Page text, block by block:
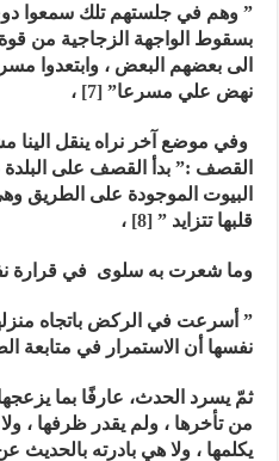
” وهم في جلستهم تلك سمعوا
بسقوط الواجهة الزجاجية من قوة
الى بعضهم البعض ، وابتعدوا
نهض علي مسرعا”[7] ،
وفي موضع آخر نراه ينقل
القصف :” بدأ القصف على البلدة
البيوت الموجودة على الطريق
قلبها تتزايد ”[8] ،
وما شعرت به سلوى في قرارة
” أسرعت في الركض باتجاه
نفسها أن الاستمرار في متابعة
ثمّ يسرد الحدث، عارفًا بما
من تأخرها ، ولم يقدر ظرفها ، ولا
يكلمها ، ولا هي بادرته بالحديث